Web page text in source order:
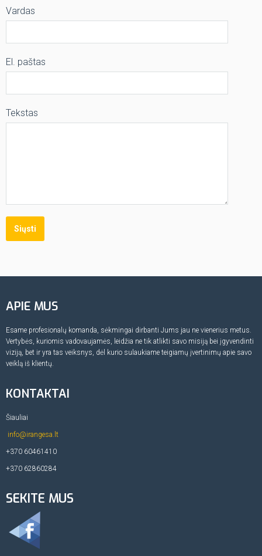
Vardas
El. paštas
Tekstas
Siųsti
APIE MUS
Esame profesionalų komanda, sėkmingai dirbanti Jums jau ne vienerius metus.
Vertybės, kuriomis vadovaujamės, leidžia ne tik atlikti savo misiją bei įgyvendinti
viziją, bet ir yra tas veiksnys, dėl kurio sulaukiame teigiamų įvertinimų apie savo
veiklą iš klientų.
KONTAKTAI
Šiauliai
info@irangesa.lt
+370 60461410
+370 62860284
SEKITE MUS